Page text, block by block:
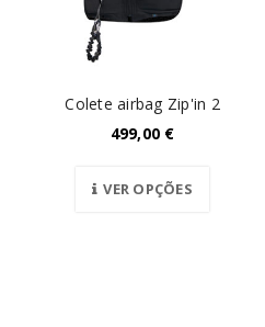
Colete airbag Zip'in 2
499,00 €
VER OPÇÕES